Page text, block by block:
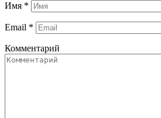
Имя *
Email *
Комментарий